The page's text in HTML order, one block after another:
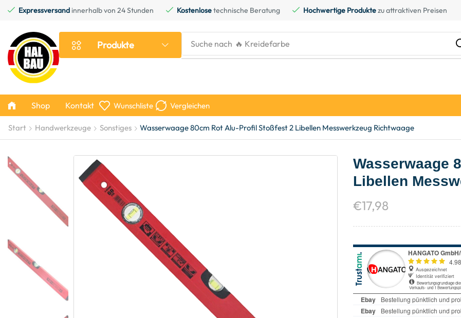
Expressversand innerhalb von 24 Stunden Kostenlosetechnische Beratung Hochwertige Produktezu attraktiven Preisen
Produkte Suche nach 🔥 Kreidefarbe
Shop Kontakt Wunschliste Vergleichen
Start Handwerkzeuge Sonstiges Wasserwaage 80cm Rot Alu-Profil Stoßfest 2 Libellen Messwerkzeug Richtwaage
Wasserwaage
Libellen
€17,98